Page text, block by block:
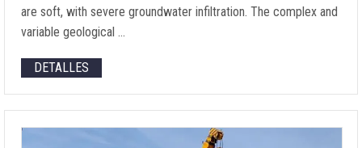
are soft, with severe groundwater infiltration. The complex and
variable geological …
DETALLES